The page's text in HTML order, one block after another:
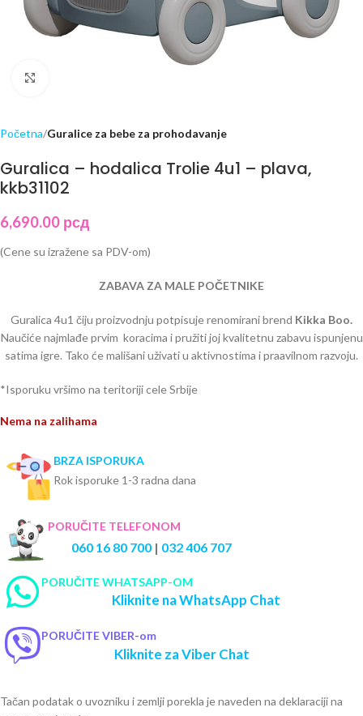
Početna Guralice za bebe za prohodavanje
Guralica – hodalica Trolie 4u1 – plava,
kkb31102
6,690.00 рсд
(Cene su izražene sa PDV-om)
ZABAVA ZA MALE POČETNIKE
Guralica 4u1 čiju proizvodnju potpisuje renomirani brend Kikka Boo.
Naučiće najmlađe prvim koracima i pružiti joj kvalitetnu zabavu ispunjenu
satima igre. Tako će mališani uživati u aktivnostima i praavilnom razvoju.
*Isporuku vršimo na teritoriji cele Srbije
Nema na zalihama
BRZA ISPORUKA
Rok isporuke 1-3 radna dana
PORUČITE TELEFONOM
060 16 80 700 | 032 406 707
PORUČITE WHATSAPP-OM
Kliknite na WhatsApp Chat
PORUČITE VIBER-om
Kliknite za Viber Chat
Tačan podatak o uvozniku i zemlji porekla je naveden na deklaraciji na